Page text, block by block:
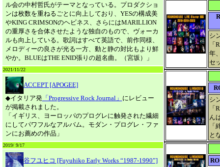
ル会の中村哲氏がテーマとなっている。プロダクショ
ンは枚数を重ねるごとに向上しており、YESの構成美
やKING CRIMSONのヘビネス、さらにはMARILLION
の重厚さを合体させたような独自のもので、ヴォーカ
ルも向上している。歌詞はすべて英語で、前作同様、
メロディーの良さが光る一方、動と静の対比もより鮮
やか。BLUEはTHE ENID張りの超名曲。（宮坂）」
2021/11/22
ACCEPT [APOGEE]
◆イタリア発「Progressive Rock Journal」 にレビュー
が掲載されました。
「イギリス、ヨーロッパのプログレに触発された繊細
にしてパワフルなアルバム。モダン・プログレ・ファ
ンにお薦めの作品」
2019/ 9/17
谷フユヒコ [Fuyuhiko Early Works “1987-1990”]
シ
「
年
セ
シ
ん
「
と